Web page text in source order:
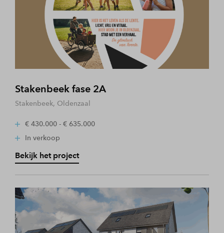
Stakenbeek fase 2A
Stakenbeek, Oldenzaal
€ 430.000 - € 635.000
In verkoop
Bekijk het project